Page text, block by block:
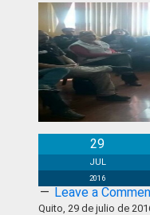
CPCCS Y
Escuela de
29
JUL
2016
Leave a
Quito, 29 de julio de